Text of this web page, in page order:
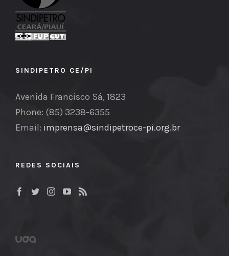
SINDIPETRO CE/PI
Avenida Francisco Sá, 1823
Phone: (85) 3238-6355
Email: imprensa@sindipetroce-pi.org.br
REDES SOCIAIS